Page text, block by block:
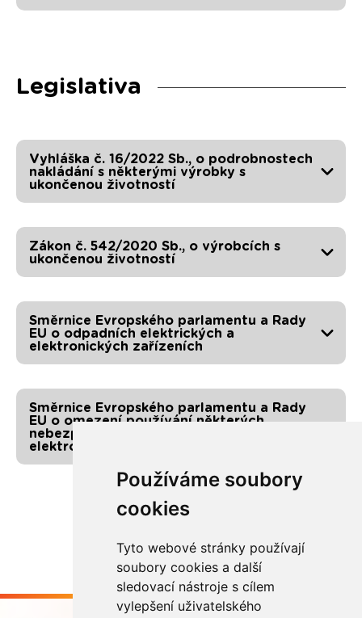
Používáme soubory
cookies
Tyto webové stránky používají
soubory cookies a další
sledovací nástroje s cílem
vylepšení uživatelského
Legislativa
Vyhláška č. 16/2022 Sb., o podrobnostech
nakládání s některými výrobky s
ukončenou životností
Zákon č. 542/2020 Sb., o výrobcích s
ukončenou životností
Směrnice Evropského parlamentu a Rady
EU o odpadních elektrických a
elektronických zařízeních
Směrnice Evropského parlamentu a Rady
EU o omezení používání některých
nebezpečných látek v elektrických a
elektronických zařízeních